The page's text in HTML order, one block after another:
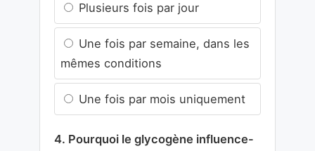
Plusieurs fois par jour
Une fois par semaine, dans les
mêmes conditions
Une fois par mois uniquement
4. Pourquoi le glycogène influence-